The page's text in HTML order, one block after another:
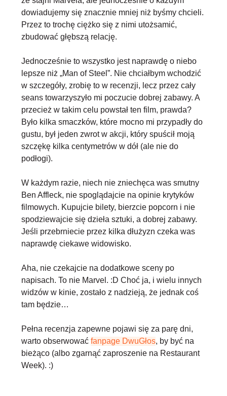
dowiadujemy się znacznie mniej niż byśmy chcieli.
Przez to trochę ciężko się z nimi utożsamić,
zbudować głębszą relację.
Jednocześnie to wszystko jest naprawdęo niebo
lepsze niż „Man of Steel”. Nie chciałbym wchodzić
w szczegóły, zrobię to w recenzji, lecz przez cały
seans towarzyszyło mi poczucie dobrej zabawy. A
przecież w takim celu powstał ten film, prawda?
Było kilka smaczków, które mocno mi przypadły do
gustu, był jeden zwrot w akcji, który spuścił moją
szczękę kilka centymetrów w dół (ale nie do
podłogi).
W każdym razie, niech nie zniechęca was smutny
Ben Affleck, nie spoglądajcie na opinie krytyków
filmowych. Kupujcie bilety, bierzcie popcorn i nie
spodziewajcie się dzieła sztuki, a dobrej zabawy.
Jeśli przebrniecie przez kilka dłużyzn czeka was
naprawdę ciekawe widowisko.
Aha, nie czekajcie na dodatkowe sceny po
napisach. To nie Marvel. :D Choć ja, i wielu innych
widzów w kinie, zostało z nadzieją, że jednak coś
tam będzie…
Pełna recenzja zapewne pojawi się za parę dni,
warto obserwowaćfanpage DwuGłos, by być na
bieżąco (albo zgarnąć zaproszenie na Restaurant
Week). :)